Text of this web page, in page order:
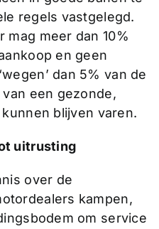
regels vastgelegd.
mag meer dan 10%
en geen
dan 5% van de
een gezonde,
blijven varen.
uitrusting
over de
kampen,
om service